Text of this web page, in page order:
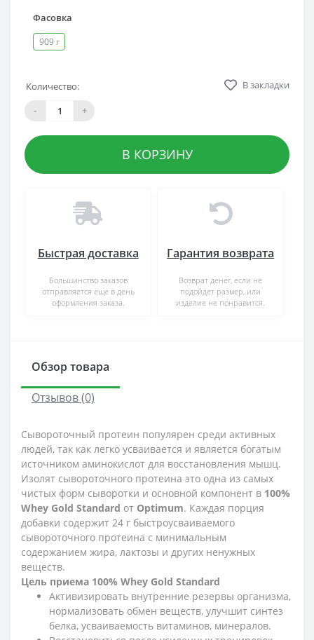
Фасовка
909 г
Количество:
-
+
В закладки
В КОРЗИНУ
Быстрая доставка
Большинство заказов
отправляется еще в день
оформления заказа.
Гарантия возврата
Возврат денег, если не
подойдет размер, или
изделие не понравится.
Обзор товара
Отзывов (0)
Сывороточный протеин популярен среди активных
людей, так как легко усваивается и является богатым
источником аминокислот для восстановления мышц.
Изолят сывороточного протеина это одна из самых
чистых форм сыворотки и основной компонент в 100%
Whey Gold Standard от Optimum. Каждая порция
добавки содержит 24 г быстроусваиваемого
сывороточного протеина с минимальным
содержанием жира, лактозы и других ненужных
веществ.
Цель приема 100% Whey Gold Standard
Активизировать внутренние резервы организма,
нормализовать обмен веществ, улучшит синтез
белка, усваиваемость витаминов, минералов.